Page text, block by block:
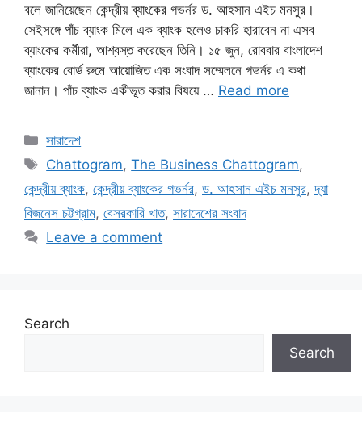
বলে জানিয়েছেন কেন্দ্রীয় ব্যাংকের গভর্নর ড. আহসান এইচ মনসুর।
সেইসঙ্গে পাঁচ ব্যাংক মিলে এক ব্যাংক হলেও চাকরি হারাবেন না এসব
ব্যাংকের কর্মীরা, আশ্বস্ত করেছেন তিনি। ১৫ জুন, রোববার বাংলাদেশ
ব্যাংকের বোর্ড রুমে আয়োজিত এক সংবাদ সম্মেলনে গভর্নর এ কথা
জানান। পাঁচ ব্যাংক একীভূত করার বিষয়ে … Read more
সারাদেশ
Chattogram,The Business Chattogram,
কেন্দ্রীয় ব্যাংক, কেন্দ্রীয় ব্যাংকের গভর্নর, ড. আহসান এইচ মনসুর,দ্যা
বিজনেস চট্টগ্রাম, বেসরকারি খাত, সারাদেশের সংবাদ
Leave a comment
Search
Search